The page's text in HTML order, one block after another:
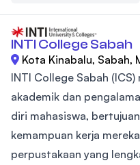
INTI College Sabah
Kota Kinabalu, Sabah,
INTI College Sabah
akademik dan
diri mahasiswa,
kemampuan kerja
perpustakaan yang